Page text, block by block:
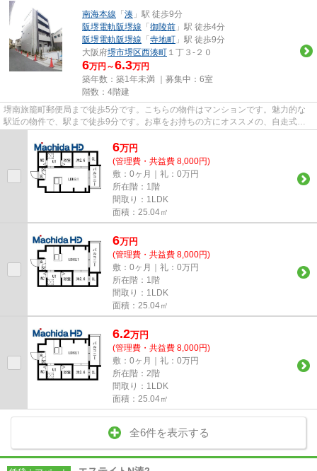
南海本線 「 湊 」駅 徒歩9分
阪堺電軌阪堺線 「 御陵前 」駅 徒歩4分
阪堺電軌阪堺線 「 寺地町 」駅 徒歩9分
大阪府堺市堺区西湊町 １丁３-２０
6万円～6.3万円
築年数：築1年未満 ｜募集中： 6室
階数：4階建
堺南旅籠町郵便局まで徒歩5分です。こちらの物件はマンションです。魅力的な
駅近の物件で、駅まで徒歩9分です。お車をお持ちの方にオススメの、自走式駐
6万円
(管理費・共益費 8,000円)
敷：0ヶ月｜礼：0万円
所在階：1階
間取り：1LDK
面積：25.04㎡
6万円
(管理費・共益費 8,000円)
敷：0ヶ月｜礼：0万円
所在階：1階
間取り：1LDK
面積：25.04㎡
6.2万円
(管理費・共益費 8,000円)
敷：0ヶ月｜礼：0万円
所在階：2階
間取り：1LDK
面積：25.04㎡
全6件を表示する